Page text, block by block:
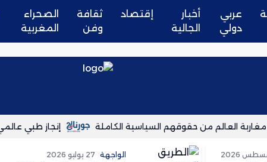
عربي
دولي
أخبار
الجالية
إقتصاد
ثقافة
وفن
الصحراء
المغربية
إنجاز طبي عالمي العالم من حقوقهم السياسية الكاملة
الواجهة 27 يوليو 2026